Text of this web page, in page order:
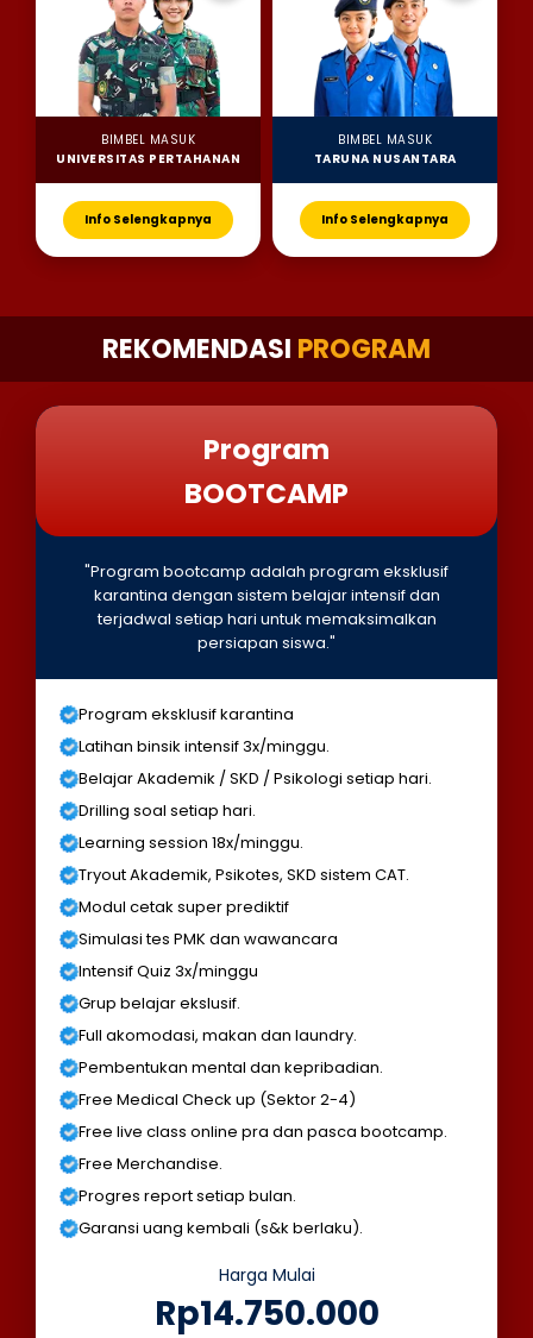
BIMBEL MASUK
UNIVERSITAS PERTAHANAN
Info Selengkapnya
BIMBEL MASUK
TARUNA NUSANTARA
Info Selengkapnya
REKOMENDASI PROGRAM
Program
BOOTCAMP
"Program bootcamp adalah program eksklusif
karantina dengan sistem belajar intensif dan
terjadwal setiap hari untuk memaksimalkan
persiapan siswa."
Program eksklusif karantina
Latihan binsik intensif 3x/minggu.
Belajar Akademik / SKD / Psikologi setiap hari.
Drilling soal setiap hari.
Learning session 18x/minggu.
Tryout Akademik, Psikotes, SKD sistem CAT.
Modul cetak super prediktif
Simulasi tes PMK dan wawancara
Intensif Quiz 3x/minggu
Grup belajar ekslusif.
Full akomodasi, makan dan laundry.
Pembentukan mental dan kepribadian.
Free Medical Check up (Sektor 2-4)
Free live class online pra dan pasca bootcamp.
Free Merchandise.
Progres report setiap bulan.
Garansi uang kembali (s&k berlaku).
Harga Mulai
Rp14.750.000